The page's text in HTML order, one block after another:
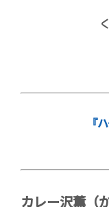
『
カレー沢薫（